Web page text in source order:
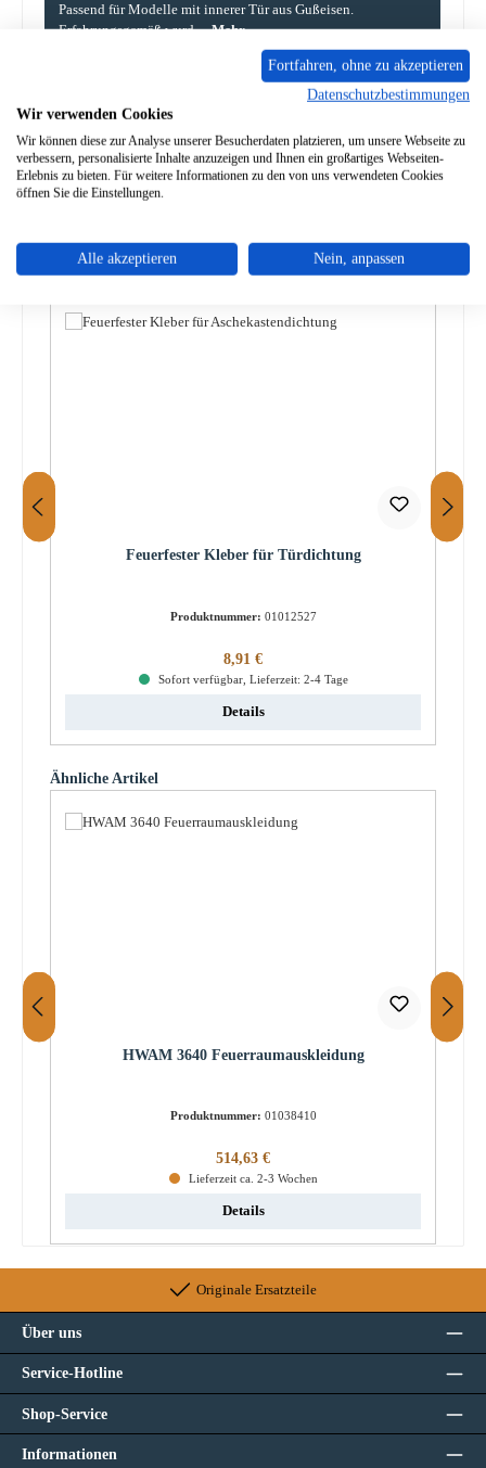
Passend für Modelle mit innerer Tür aus Gußeisen.
Erfahrungsgemäß wurd…Mehr
Produktgalerie überspringen
Zubehör
Feuerfester Kleber für Türdichtung
Produktnummer: 01012527
Regulärer Preis:
8,91 €
Sofort verfügbar, Lieferzeit: 2-4 Tage
Details
Produktgalerie überspringen
Ähnliche Artikel
HWAM 3640 Feuerraumauskleidung
Produktnummer: 01038410
Regulärer Preis:
514,63 €
Lieferzeit ca. 2-3 Wochen
Details
Originale Ersatzteile
Über uns
Service-Hotline
Shop-Service
Informationen
Fortfahren, ohne zu akzeptieren
Datenschutzbestimmungen
Wir verwenden Cookies
Wir können diese zur Analyse unserer Besucherdaten platzieren, um unsere Webseite zu
verbessern, personalisierte Inhalte anzuzeigen und Ihnen ein großartiges Webseiten-
Erlebnis zu bieten. Für weitere Informationen zu den von uns verwendeten Cookies
öffnen Sie die Einstellungen.
Alle akzeptieren Nein, anpassen